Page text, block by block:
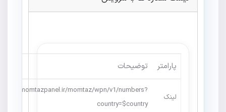
پارامتر توضیحات
لینک
momtazpanel.ir/momtaz/wpn/v1/numbers?
country=$country